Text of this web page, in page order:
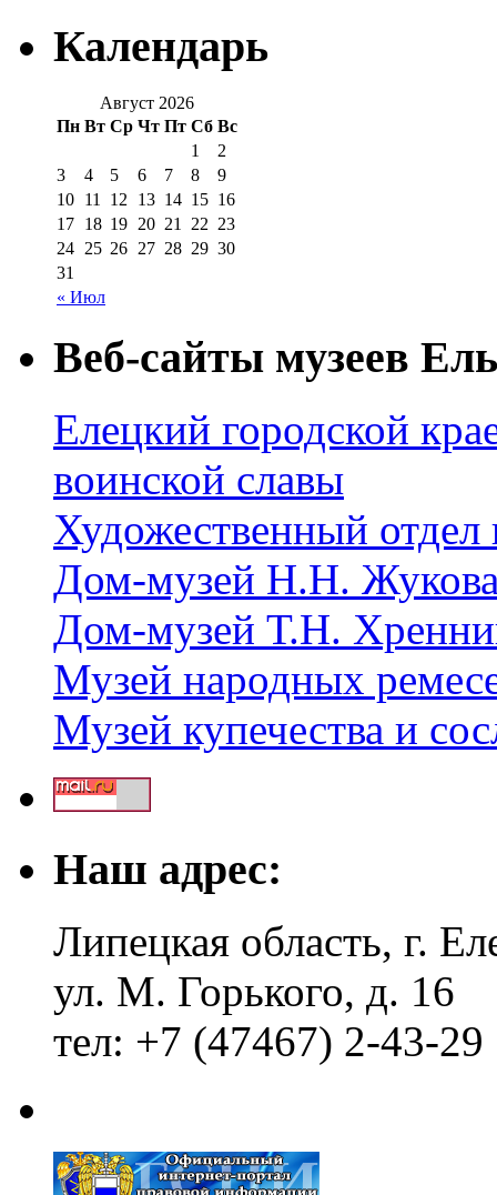
Календарь
Август 2026
Пн Вт Ср Чт Пт Сб Вс
« Июл
1
2
3
4 5 6 7 8
9
10 11 12 13 14 15 16
17 18 19 20 21 22 23
24 25 26 27 28 29 30
31
Веб-сайты музеев
Елецкий городской
воинской славы
Художественный отдел
Дом-музей Н.Н.
Дом-музей Т.Н.
Музей народных
Музей купечества и
Наш адрес:
Липецкая область, г.
ул. М. Горького, д. 16
тел: +7 (47467) 2-43-29